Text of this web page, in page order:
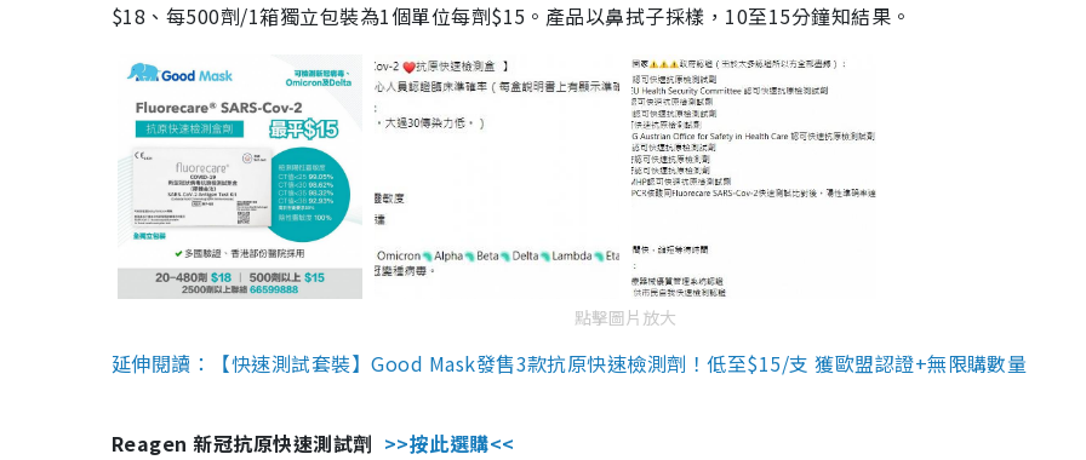
$18、每500劑/1箱獨立包裝為1個單位每劑$15。產品以鼻拭子採樣，10至15分鐘知結果。
點擊圖片放大
延伸閱讀：【快速測試套裝】Good Mask發售3款抗原快速檢測劑！低至$15/支 獲歐盟認證+無限購數量
Reagen 新冠抗原快速測試劑 >>按此選購<<